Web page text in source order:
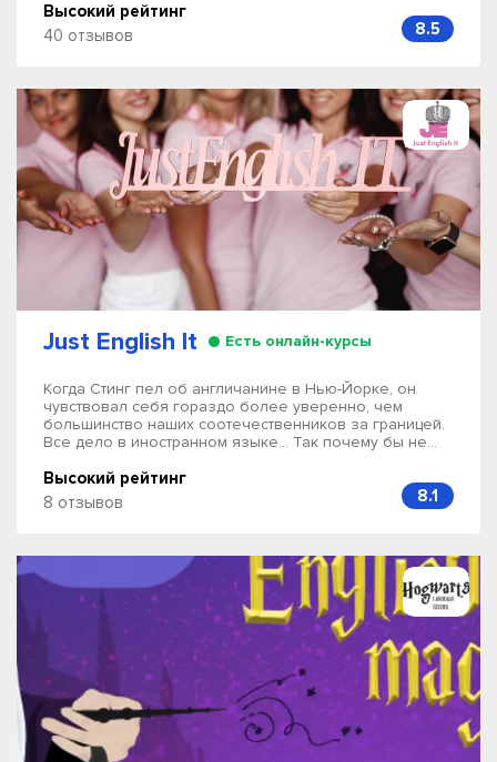
Высокий рейтинг
40 отзывов
8.5
Just English It Есть онлайн-курсы
Когда Стинг пел об англичанине в Нью-Йорке, он
чувствовал себя гораздо более уверенно, чем
большинство наших соотечественников за границей.
Все дело в иностранном языке… Так почему бы не...
Высокий рейтинг
8 отзывов
8.1